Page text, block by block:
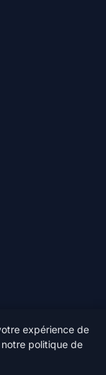
réservés.
expérience de
politique de